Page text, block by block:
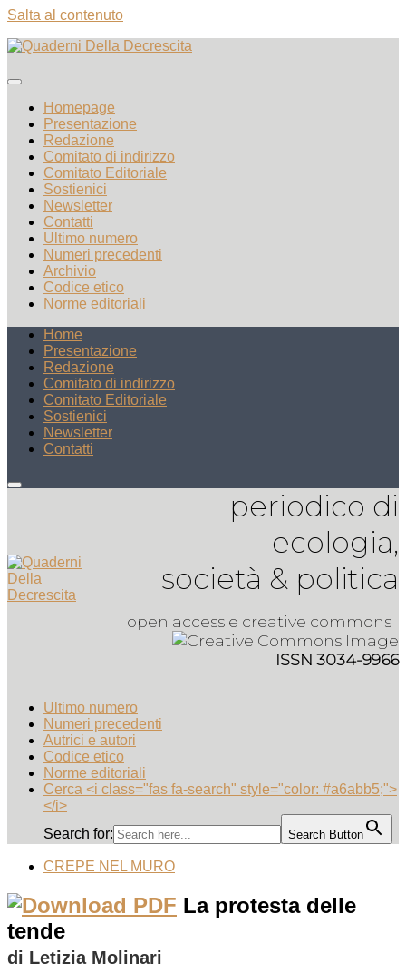
Salta al contenuto
Homepage
Presentazione
Redazione
Comitato di indirizzo
Comitato Editoriale
Sostienici
Newsletter
Contatti
Ultimo numero
Numeri precedenti
Archivio
Codice etico
Norme editoriali
Home
Presentazione
Redazione
Comitato di indirizzo
Comitato Editoriale
Sostienici
Newsletter
Contatti
periodico di
ecologia,
società & politica
open access e creative commons
ISSN 3034-9966
Ultimo numero
Numeri precedenti
Autrici e autori
Codice etico
Norme editoriali
Cerca <i class="fas fa-search" style="color: #a6abb5;">
</i>
Search for:
Search Button
CREPE NEL MURO
La protesta delle
tende
di Letizia Molinari